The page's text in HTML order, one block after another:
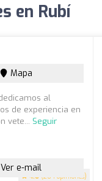
en Rubí
4.6 (204 opiniones)
Mapa
al
de experiencia en
vete... Seguir
Ver e-mail